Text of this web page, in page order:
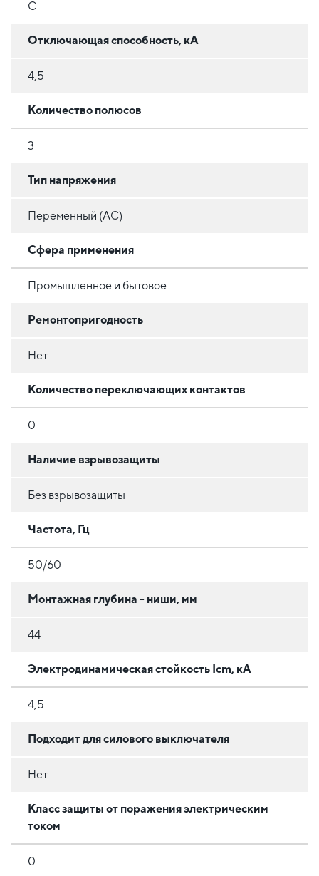
C
Отключающая способность, кА
4,5
Количество полюсов
3
Тип напряжения
Переменный (AC)
Сфера применения
Промышленное и бытовое
Ремонтопригодность
Нет
Количество переключающих контактов
0
Наличие взрывозащиты
Без взрывозащиты
Частота, Гц
50/60
Монтажная глубина - ниши, мм
44
Электродинамическая стойкость Icm, кА
4,5
Подходит для силового выключателя
Нет
Класс защиты от поражения электрическим
током
0